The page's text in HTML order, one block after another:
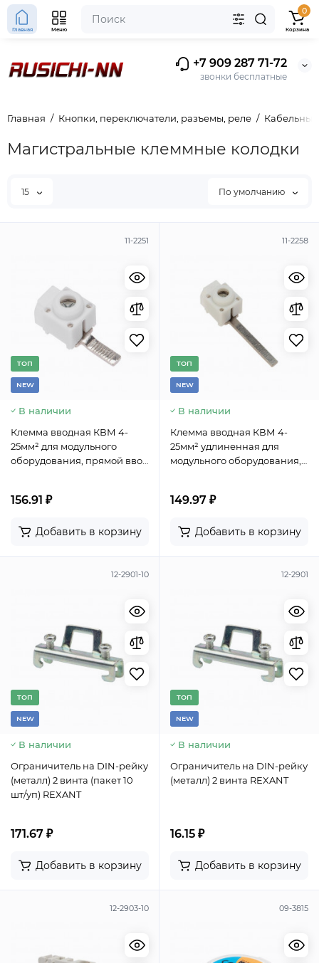
+7 909 287 71-72
звонки бесплатные
Главная Меню
0
Корзина
Главная Кнопки, переключатели, разъемы, реле
Магистральные клеммные колодки
15 По умолчанию
11-2251
TОП
NEW
В наличии
Клемма вводная КВМ 4-
25мм² для модульного
оборудования, прямой ввод
156.91 ₽
Добавить в корзину
11-2258
TОП
NEW
В наличии
Клемма вводная КВМ 4-
25мм² удлиненная для
модульного оборудования,
149.97 ₽
Добавить в корзину
12-2901-10
TОП
NEW
В наличии
Ограничитель на DIN-рейку
(металл) 2 винта (пакет 10
шт/уп) REXANT
171.67 ₽
Добавить в корзину
12-2901
TОП
NEW
В наличии
Ограничитель на DIN-рейку
(металл) 2 винта REXANT
16.15 ₽
Добавить в корзину
12-2903-10 09-3815